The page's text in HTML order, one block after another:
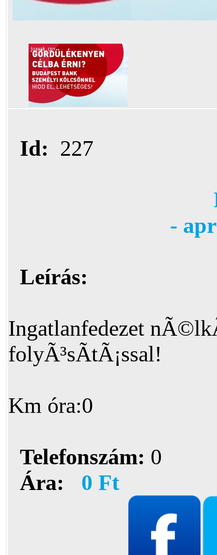
Id: 227
-
Leírás:
Ingatlanfedezet
folyÃ³sÃ­tÃ¡ssal!
Km óra:0
Telefonszám: 0
Ára:
0 Ft